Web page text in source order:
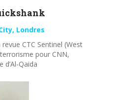
Londres
CTC Sentinel (West
pour CNN,
d’Al-Qaida